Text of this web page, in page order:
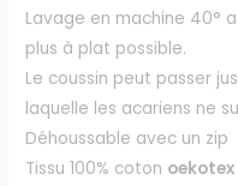
Lavage en machine 40°
plus à plat possible.
Le coussin peut passer
laquelle les acariens ne
Déhoussable avec un zip
Tissu 100% coton oekotex